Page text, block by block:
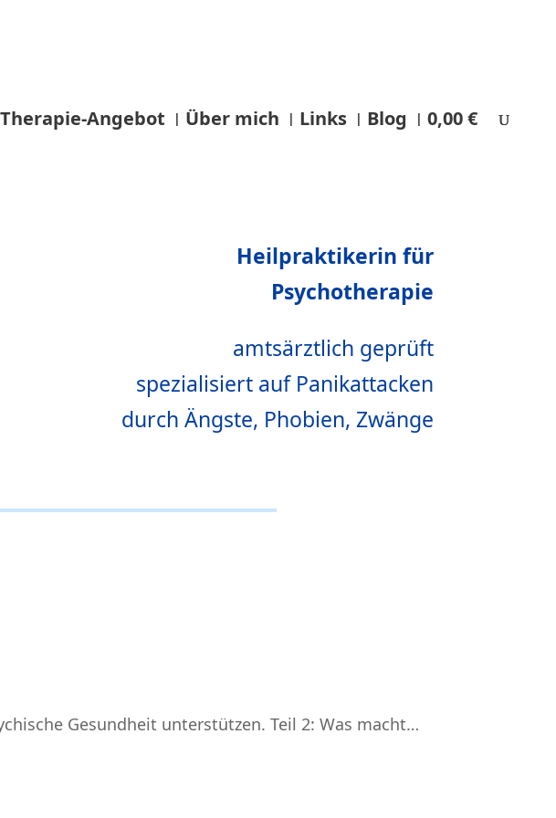
Therapie-Angebot Über mich Links Blog 0,00 €
Heilpraktikerin für
Psychotherapie
amtsärztlich geprüft
spezialisiert auf Panikattacken
durch Ängste, Phobien, Zwänge
Gesundheit unterstützen. Teil 2: Was macht…